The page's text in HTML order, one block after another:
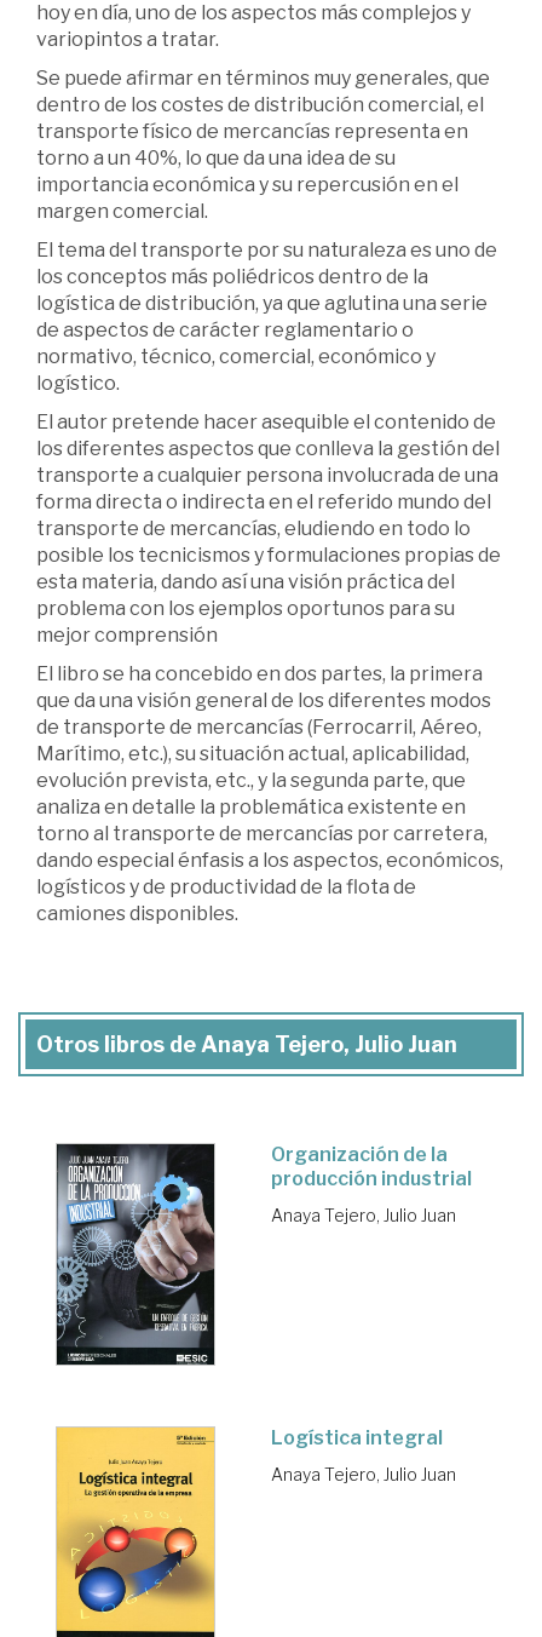
hoy en día, uno de los aspectos más complejos y
variopintos a tratar.
Se puede afirmar en términos muy generales, que
dentro de los costes de distribución comercial, el
transporte físico de mercancías representa en
torno a un 40%, lo que da una idea de su
importancia económica y su repercusión en el
margen comercial.
El tema del transporte por su naturaleza es uno de
los conceptos más poliédricos dentro de la
logística de distribución, ya que aglutina una serie
de aspectos de carácter reglamentario o
normativo, técnico, comercial, económico y
logístico.
El autor pretende hacer asequible el contenido de
los diferentes aspectos que conlleva la gestión del
transporte a cualquier persona involucrada de una
forma directa o indirecta en el referido mundo del
transporte de mercancías, eludiendo en todo lo
posible los tecnicismos y formulaciones propias de
esta materia, dando así una visión práctica del
problema con los ejemplos oportunos para su
mejor comprensión
El libro se ha concebido en dos partes, la primera
que da una visión general de los diferentes modos
de transporte de mercancías (Ferrocarril, Aéreo,
Marítimo, etc.), su situación actual, aplicabilidad,
evolución prevista, etc., y la segunda parte, que
analiza en detalle la problemática existente en
torno al transporte de mercancías por carretera,
dando especial énfasis a los aspectos, económicos,
logísticos y de productividad de la flota de
camiones disponibles.
Otros libros de Anaya Tejero, Julio Juan
Organización de la
producción industrial
Anaya Tejero, Julio Juan
Logística integral
Anaya Tejero, Julio Juan